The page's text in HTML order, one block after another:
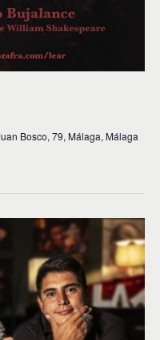
Bosco, 79, Málaga, Málaga